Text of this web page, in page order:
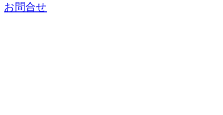
お問合せ